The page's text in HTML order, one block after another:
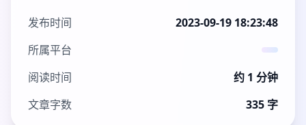
发布时间
2023-09-19 18:23:48
所属平台
阅读时间
约 1 分钟
文章字数
335 字